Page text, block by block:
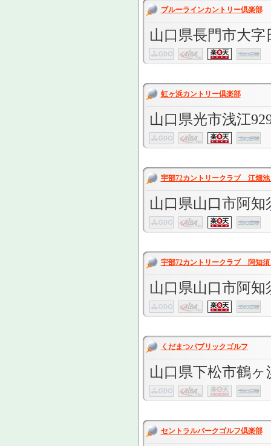
ブルーラインカントリー倶楽部
山口県長門市大字
虹ヶ浜カントリー倶楽部
山口県光市浅江
宇部72カントリークラブ 江畑池
山口県山口市阿知
宇部72カントリークラブ 阿知須
山口県山口市阿知
くだまつパブリックゴルフ
山口県下松市鶴ヶ
セントラルパークゴルフ倶楽部